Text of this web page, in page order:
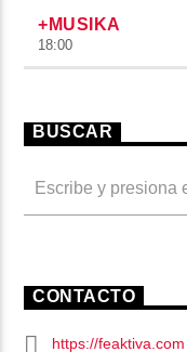
+MUSIKA
18:00
BUSCAR
CONTACTO
https://feaktiva.com